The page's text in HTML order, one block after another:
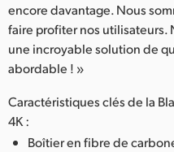
encore davantage. Nous
faire profiter nos utilisateurs.
une incroyable solution de
abordable ! »
Caractéristiques clés de la
4K :
Boîtier en fibre de